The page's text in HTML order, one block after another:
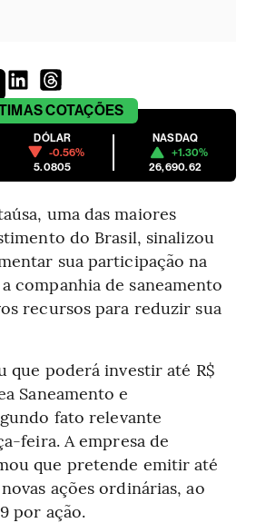
COTAÇÕES
DÓLAR
-0.56%
5.0805
NASDAQ
+1.30%
26,690.62
uma das maiores
do Brasil, sinalizou
sua participação na
companhia de saneamento
recursos para reduzir sua
que poderá investir até R$
Saneamento e
fato relevante
feira. A empresa de
que pretende emitir até
ações ordinárias, ao
por ação.